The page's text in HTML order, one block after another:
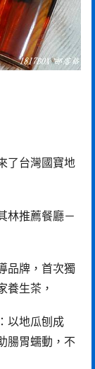
了台灣國寶地
林推薦餐廳－
品牌，首次獨
養生茶，
以地瓜刨成
腸胃蠕動，不